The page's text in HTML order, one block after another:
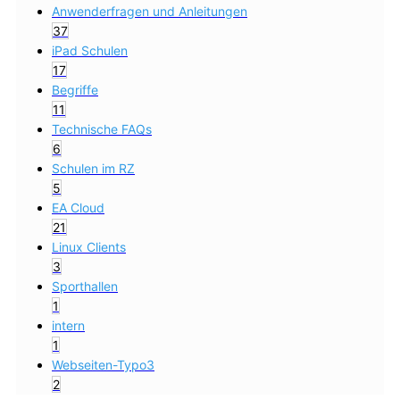
Anwenderfragen und Anleitungen
37
iPad Schulen
17
Begriffe
11
Technische FAQs
6
Schulen im RZ
5
EA Cloud
21
Linux Clients
3
Sporthallen
1
intern
1
Webseiten-Typo3
2